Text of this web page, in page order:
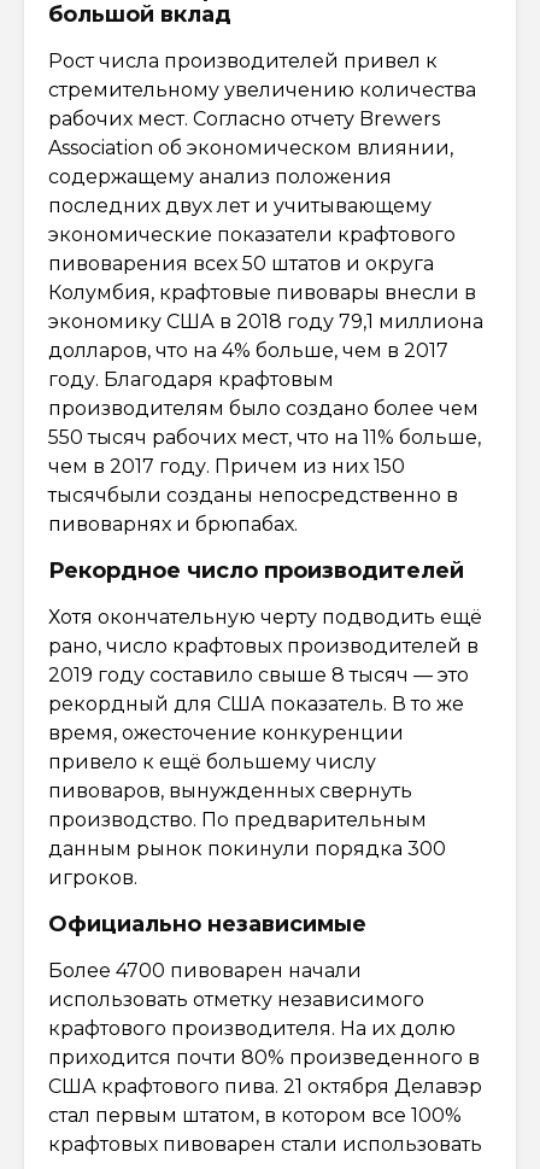
большой вклад
Рост числа производителей привел к
стремительному увеличению количества
рабочих мест. Согласно отчету Brewers
Association об экономическом влиянии,
содержащему анализ положения
последних двух лет и учитывающему
экономические показатели крафтового
пивоварения всех 50 штатов и округа
Колумбия, крафтовые пивовары внесли в
экономику США в 2018 году 79,1 миллиона
долларов, что на 4% больше, чем в 2017
году. Благодаря крафтовым
производителям было создано более чем
550 тысяч рабочих мест, что на 11% больше,
чем в 2017 году. Причем из них 150
тысячбыли созданы непосредственно в
пивоварнях и брюпабах.
Рекордное число производителей
Хотя окончательную черту подводить ещё
рано, число крафтовых производителей в
2019 году составило свыше 8 тысяч — это
рекордный для США показатель. В то же
время, ожесточение конкуренции
привело к ещё большему числу
пивоваров, вынужденных свернуть
производство. По предварительным
данным рынок покинули порядка 300
игроков.
Официально независимые
Более 4700 пивоварен начали
использовать отметку независимого
крафтового производителя. На их долю
приходится почти 80% произведенного в
США крафтового пива. 21 октября Делавэр
стал первым штатом, в котором все 100%
крафтовых пивоварен стали использовать